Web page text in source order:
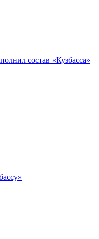
состав «Кузбасса»